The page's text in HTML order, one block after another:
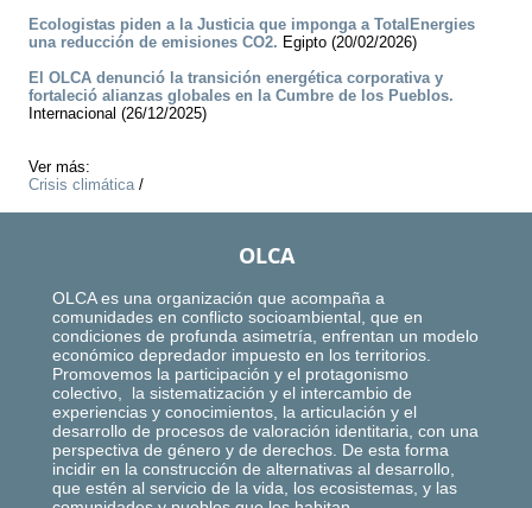
Ecologistas piden a la Justicia que imponga a TotalEnergies
una reducción de emisiones CO2. Egipto (20/02/2026)
El OLCA denunció la transición energética corporativa y
fortaleció alianzas globales en la Cumbre de los Pueblos.
Internacional (26/12/2025)
Ver más:
Crisis climática/
OLCA
OLCA es una organización que acompaña a
comunidades en conflicto socioambiental, que en
condiciones de profunda asimetría, enfrentan un modelo
económico depredador impuesto en los territorios.
Promovemos la participación y el protagonismo
colectivo, la sistematización y el intercambio de
experiencias y conocimientos, la articulación y el
desarrollo de procesos de valoración identitaria, con una
perspectiva de género y de derechos. De esta forma
incidir en la construcción de alternativas al desarrollo,
que estén al servicio de la vida, los ecosistemas, y las